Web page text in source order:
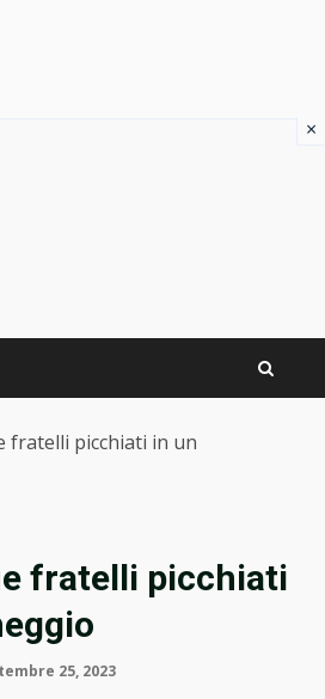
fratelli picchiati in un
fratelli picchiati
25, 2023
×